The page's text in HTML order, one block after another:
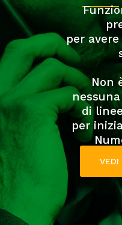
per
Non
di
per
VEDI